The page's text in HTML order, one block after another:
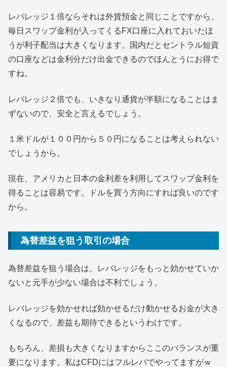
レバレッジ１倍ならそれは外貨預金と同じことですから、
毎日スワップ金利が入ってくるFX口座に入れておいたほ
うが利子配当は大きくなります。国内だとセントラル短資
の口座などは金利分だけ出金できるのでほんとうにお得で
すね。
レバレッジ２倍でも、いきなり通貨が半額になることはま
ずないので、安全と言えるでしょう。
１米ドルが１００円から５０円になることは考えられない
でしょうから。
現在、アメリカと日本の金利差を利用してスワップ金利を
得ることは容易です。ドルを買う方向にすれば良いのです
から。
為替差益を狙う取引の場合
為替差益を狙う場合は、レバレッジをもっと効かせていか
ないと元手が少ない場合は不利でしょう。
レバレッジを効かせれば効かせるだけ動かせるお金が大き
くなるので、差益も期待できるというわけです。
もちろん、差損も大きくなりますからここのバランスが重
要になります。私はCFDにはフルレバでやってますがｗ